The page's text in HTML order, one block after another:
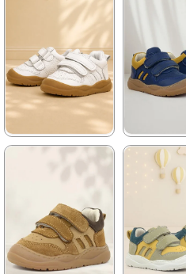
1.579,90 ₺
%42İndirim
Ücretsiz
Kargo
%42İndirim
★ ★
2.709,90 ₺
%42İndirim
Ücretsiz
Kargo
★ ★
%42İndirim